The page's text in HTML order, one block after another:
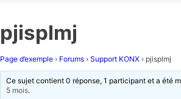
pjisplmj
Page d’exemple › Forums › Support KONX › pjisplmj
Ce sujet contient 0 réponse, 1 participant et a été
5 mois.